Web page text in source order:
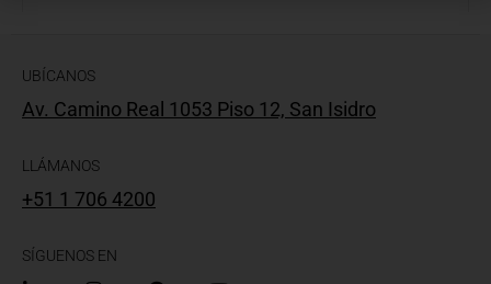
UBÍCANOS
Av. Camino Real 1053 Piso 12, San Isidro
LLÁMANOS
+51 1 706 4200
SÍGUENOS EN